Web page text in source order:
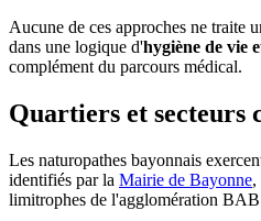
Aucune de ces approches ne traite
dans une logique d'hygiène de vie
complément du parcours médical.
Quartiers et secteurs
Les naturopathes bayonnais
identifiés par la Mairie de Bayonne,
limitrophes de l'agglomération